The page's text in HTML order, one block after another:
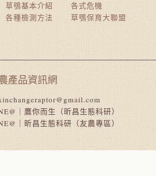
草鴞基本介紹
各種檢測方法
各式危機
草鴞保育大聯盟
產品資訊網
｜ 鷹你而生（昕昌生態科研）
｜ 昕昌生態科研（友農專區）